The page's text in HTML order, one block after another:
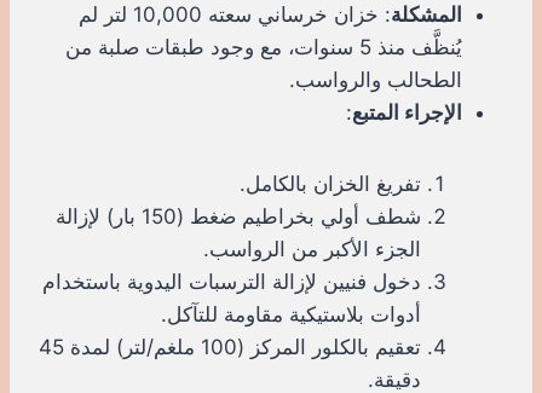
المشكلة
: خزان خرساني سعته 10,000 لتر لم
يُنظَّف منذ 5 سنوات، مع وجود طبقات صلبة من
الطحالب والرواسب.
الإجراء المتبع:
تفريغ الخزان بالكامل.
شطف أولي بخراطيم ضغط (150 بار) لإزالة
الجزء الأكبر من الرواسب.
دخول فنيين لإزالة الترسبات اليدوية باستخدام
أدوات بلاستيكية مقاومة للتآكل.
تعقيم بالكلور المركز (100 ملغم/لتر) لمدة 45
دقيقة.